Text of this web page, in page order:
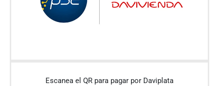
Escanea el QR para pagar por Daviplata